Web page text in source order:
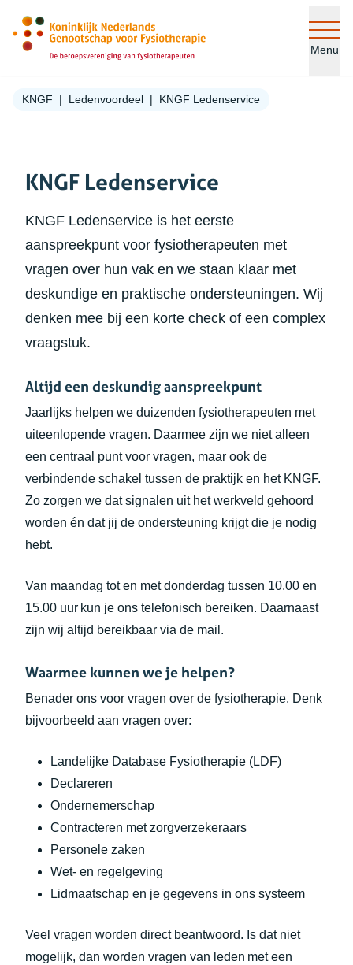
Ga naar de inhoud
Menu
KNGF Ledenvoordeel KNGF Ledenservice
KNGF Ledenservice
KNGF Ledenservice is het eerste
aanspreekpunt voor fysiotherapeuten met
vragen over hun vak en we staan klaar met
deskundige en praktische ondersteuningen. Wij
denken mee bij een korte check of een complex
vraagstuk.
Altijd een deskundig aanspreekpunt
Jaarlijks helpen we duizenden fysiotherapeuten met
uiteenlopende vragen. Daarmee zijn we niet alleen
een centraal punt voor vragen, maar ook de
verbindende schakel tussen de praktijk en het KNGF.
Zo zorgen we dat signalen uit het werkveld gehoord
worden én dat jij de ondersteuning krijgt die je nodig
hebt.
Van maandag tot en met donderdag tussen 10.00 en
15.00 uur kun je ons telefonisch bereiken. Daarnaast
zijn wij altijd bereikbaar via de mail.
Waarmee kunnen we je helpen?
Benader ons voor vragen over de fysiotherapie. Denk
bijvoorbeeld aan vragen over:
Landelijke Database Fysiotherapie (LDF)
Declareren
Ondernemerschap
Contracteren met zorgverzekeraars
Personele zaken
Wet- en regelgeving
Lidmaatschap en je gegevens in ons systeem
Veel vragen worden direct beantwoord. Is dat niet
mogelijk, dan worden vragen van leden met een